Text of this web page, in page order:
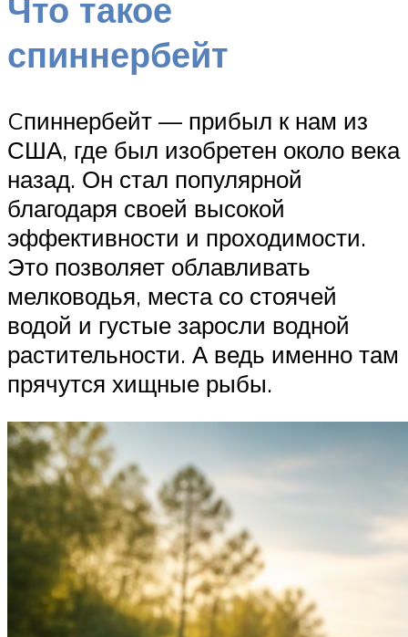
Что такое
спиннербейт
Cпиннербейт — прибыл к нам из
США, где был изобретен около века
назад. Он стал популярной
благодаря своей высокой
эффективности и проходимости.
Это позволяет облавливать
мелководья, места со стоячей
водой и густые заросли водной
растительности. А ведь именно там
прячутся хищные рыбы.